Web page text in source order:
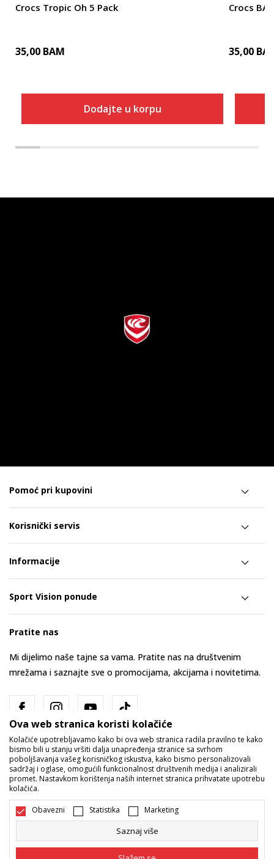
Crocs Tropic Oh 5 Pack
35,00 BAM
Dodajte u korpu
Crocs
35,00
Pomoć pri kupovini
Korisnički servis
Informacije
Sport Vision ponude
Pratite nas
Mi dijelimo naše tajne sa vama. Pratite nas na društvenim
mrežama i saznajte sve o promocijama, akcijama i novitetima.
Bosna i Hercegovina Promijenite
Ova web stranica koristi kolačiće
Kolačiće upotrebljavamo kako bi ova web stranica radila pravilno te kako
bismo bili u stanju vršiti dalja unapređenja stranice sa svrhom
poboljšavanja vašeg korisničkog iskustva, kako bismo personalizovali
sadržaj i oglase, omogućili funkcionalnost društvenih medija i analizirali
promet. Nastavkom korištenja naših internet stranica prihvatate upotrebu
kolačića.
Obavezni Statistika Marketing
Saznaj više